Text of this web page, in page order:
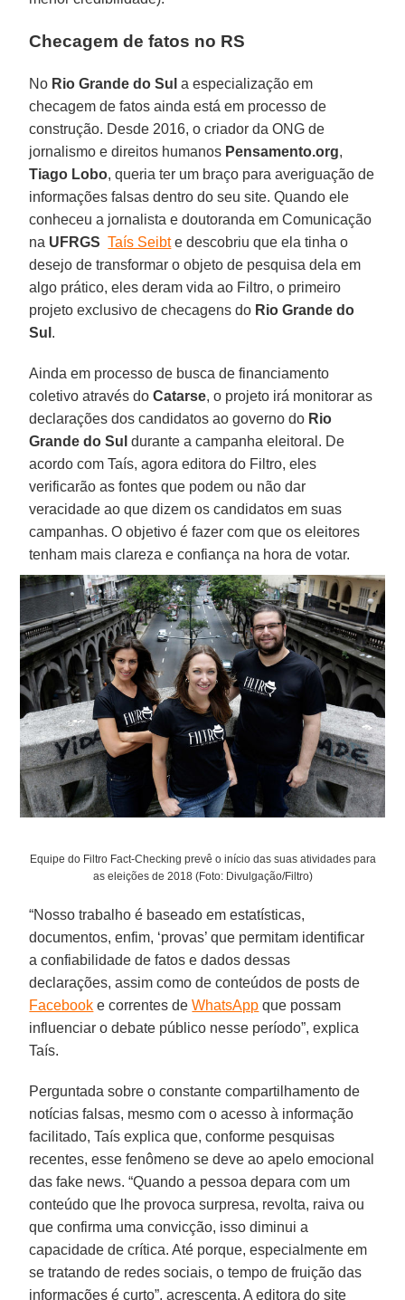
Checagem de fatos no RS
No Rio Grande do Sul a especialização em
checagem de fatos ainda está em processo de
construção. Desde 2016, o criador da ONG de
jornalismo e direitos humanos Pensamento.org,
Tiago Lobo, queria ter um braço para averiguação de
informações falsas dentro do seu site. Quando ele
conheceu a jornalista e doutoranda em Comunicação
na UFRGS Taís Seibte descobriu que ela tinha o
desejo de transformar o objeto de pesquisa dela em
algo prático, eles deram vida ao Filtro, o primeiro
projeto exclusivo de checagens do Rio Grande do
Sul .
Ainda em processo de busca de financiamento
coletivo através doCatarse, o projeto irá monitorar as
declarações dos candidatos ao governo do Rio
Grande do Sul durante a campanha eleitoral. De
acordo com Taís, agora editora do Filtro, eles
verificarão as fontes que podem ou não dar
veracidade ao que dizem os candidatos em suas
campanhas. O objetivo é fazer com que os eleitores
tenham mais clareza e confiança na hora de votar.
Equipe do Filtro Fact-Checking prevê o início das suas atividades para
as eleições de 2018 (Foto: Divulgação/Filtro)
“Nosso trabalho é baseado em estatísticas,
documentos, enfim, ‘provas’ que permitam identificar
a confiabilidade de fatos e dados dessas
declarações, assim como de conteúdos de posts de
Facebook e correntes deWhatsApp que possam
influenciar o debate público nesse período”, explica
Taís.
Perguntada sobre o constante compartilhamento de
notícias falsas, mesmo com o acesso à informação
facilitado, Taís explica que, conforme pesquisas
recentes, esse fenômeno se deve ao apelo emocional
das fake news. “Quando a pessoa depara com um
conteúdo que lhe provoca surpresa, revolta, raiva ou
que confirma uma convicção, isso diminui a
capacidade de crítica. Até porque, especialmente em
se tratando de redes sociais, o tempo de fruição das
informações é curto”, acrescenta. A editora do site